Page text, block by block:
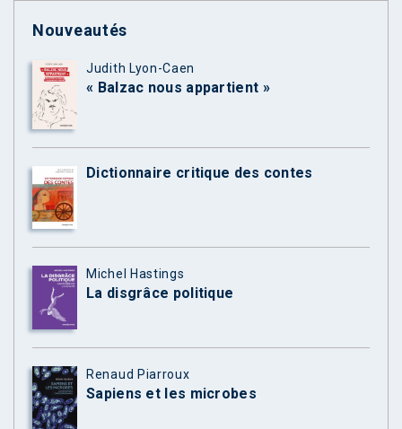
Nouveautés
Judith Lyon-Caen
« Balzac nous appartient »
Dictionnaire critique des contes
Michel Hastings
La disgrâce politique
Renaud Piarroux
Sapiens et les microbes